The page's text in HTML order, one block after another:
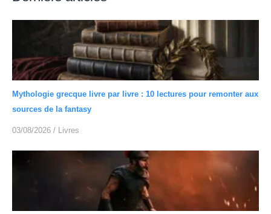
Mythologie grecque livre par livre : 10 lectures pour remonter aux
sources de la fantasy
03/08/2026 / Livres